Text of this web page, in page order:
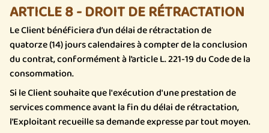
ARTICLE 8 - DROIT DE RÉTRACTATION
Le Client bénéficiera d’un délai de rétractation de
quatorze (14) jours calendaires à compter de la conclusion
du contrat, conformément à l’article L. 221-19 du Code de la
consommation.
Si le Client souhaite que l'exécution d'une prestation de
services commence avant la fin du délai de rétractation,
l’Exploitant recueille sa demande expresse par tout moyen.